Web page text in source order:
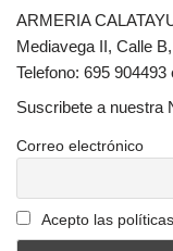
ARMERIA
Mediavega II, Calle
Telefono: 695
Suscribete a nuestra
Correo electrónico
Acepto las